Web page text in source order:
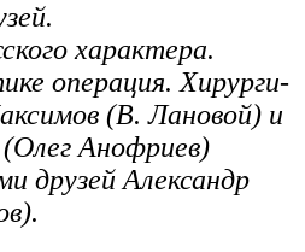
характера.
операция. Хирурги-
(В. Лановой) и
(Олег Анофриев)
друзей Александр